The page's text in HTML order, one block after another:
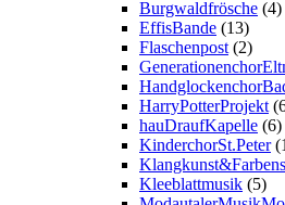
Burgwaldfrösche (4)
EffisBande (13)
Flaschenpost (2)
HarryPotterProjekt
hauDraufKapelle (6)
KinderchorSt.Peter
Kleeblattmusik (5)